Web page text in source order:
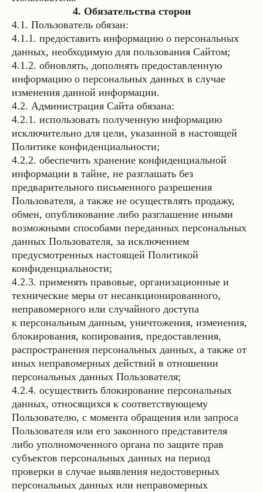
4. Обязательства сторон
4.1. Пользователь обязан:
4.1.1. предоставить информацию о персональных
данных, необходимую для пользования Сайтом;
4.1.2. обновлять, дополнять предоставленную
информацию о персональных данных в случае
изменения данной информации.
4.2. Администрация Сайта обязана:
4.2.1. использовать полученную информацию
исключительно для цели, указанной в настоящей
Политике конфиденциальности;
4.2.2. обеспечить хранение конфиденциальной
информации в тайне, не разглашать без
предварительного письменного разрешения
Пользователя, а также не осуществлять продажу,
обмен, опубликование либо разглашение иными
возможными способами переданных персональных
данных Пользователя, за исключением
предусмотренных настоящей Политикой
конфиденциальности;
4.2.3. применять правовые, организационные и
технические меры от несанкционированного,
неправомерного или случайного доступа
к персональным данным, уничтожения, изменения,
блокирования, копирования, предоставления,
распространения персональных данных, а также от
иных неправомерных действий в отношении
персональных данных Пользователя;
4.2.4. осуществить блокирование персональных
данных, относящихся к соответствующему
Пользователю, с момента обращения или запроса
Пользователя или его законного представителя
либо уполномоченного органа по защите прав
субъектов персональных данных на период
проверки в случае выявления недостоверных
персональных данных или неправомерных